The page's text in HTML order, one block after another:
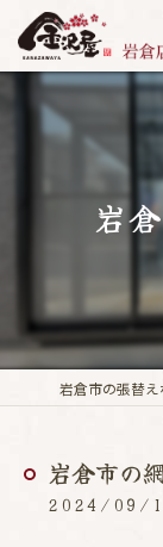
岩
岩倉市の
2024/09/